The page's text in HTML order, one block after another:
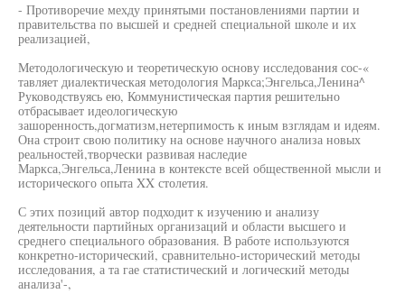
- Противоречие мехду принятыми постановлениями партии и
правительства по высшей и средней специальной школе и их
реализацией,
Методологическую и теоретическую основу исследования сос-«
тавляет диалектическая методология Маркса;Энгельса,Ленина^
Руководствуясь ею, Коммунистическая партия решительно
отбрасывает идеологическую
зашоренность,догматизм,нетерпимость к иным взглядам и идеям.
Она строит свою политику на основе научного анализа новых
реальностей,творчески развивая наследие
Маркса,Энгельса,Ленина в контексте всей общественной мысли и
исторического опыта XX столетия.
С этих позиций автор подходит к изучению и анализу
деятельности партийных организаций и области высшего и
среднего специального образования. В работе используются
конкретно-исторический, сравнительно-исторический методы
исследования, а та гае статистический и логический методы
анализа'-,